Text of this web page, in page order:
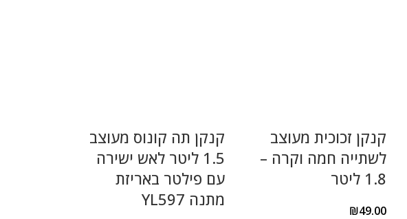
קנקן זכוכית מעוצב
לשתייה חמה וקרה –
1.8 ליטר
₪49.00
קנקן תה קונוס מעוצב
1.5 ליטר לאש ישירה
עם פילטר באריזת
מתנה YL597